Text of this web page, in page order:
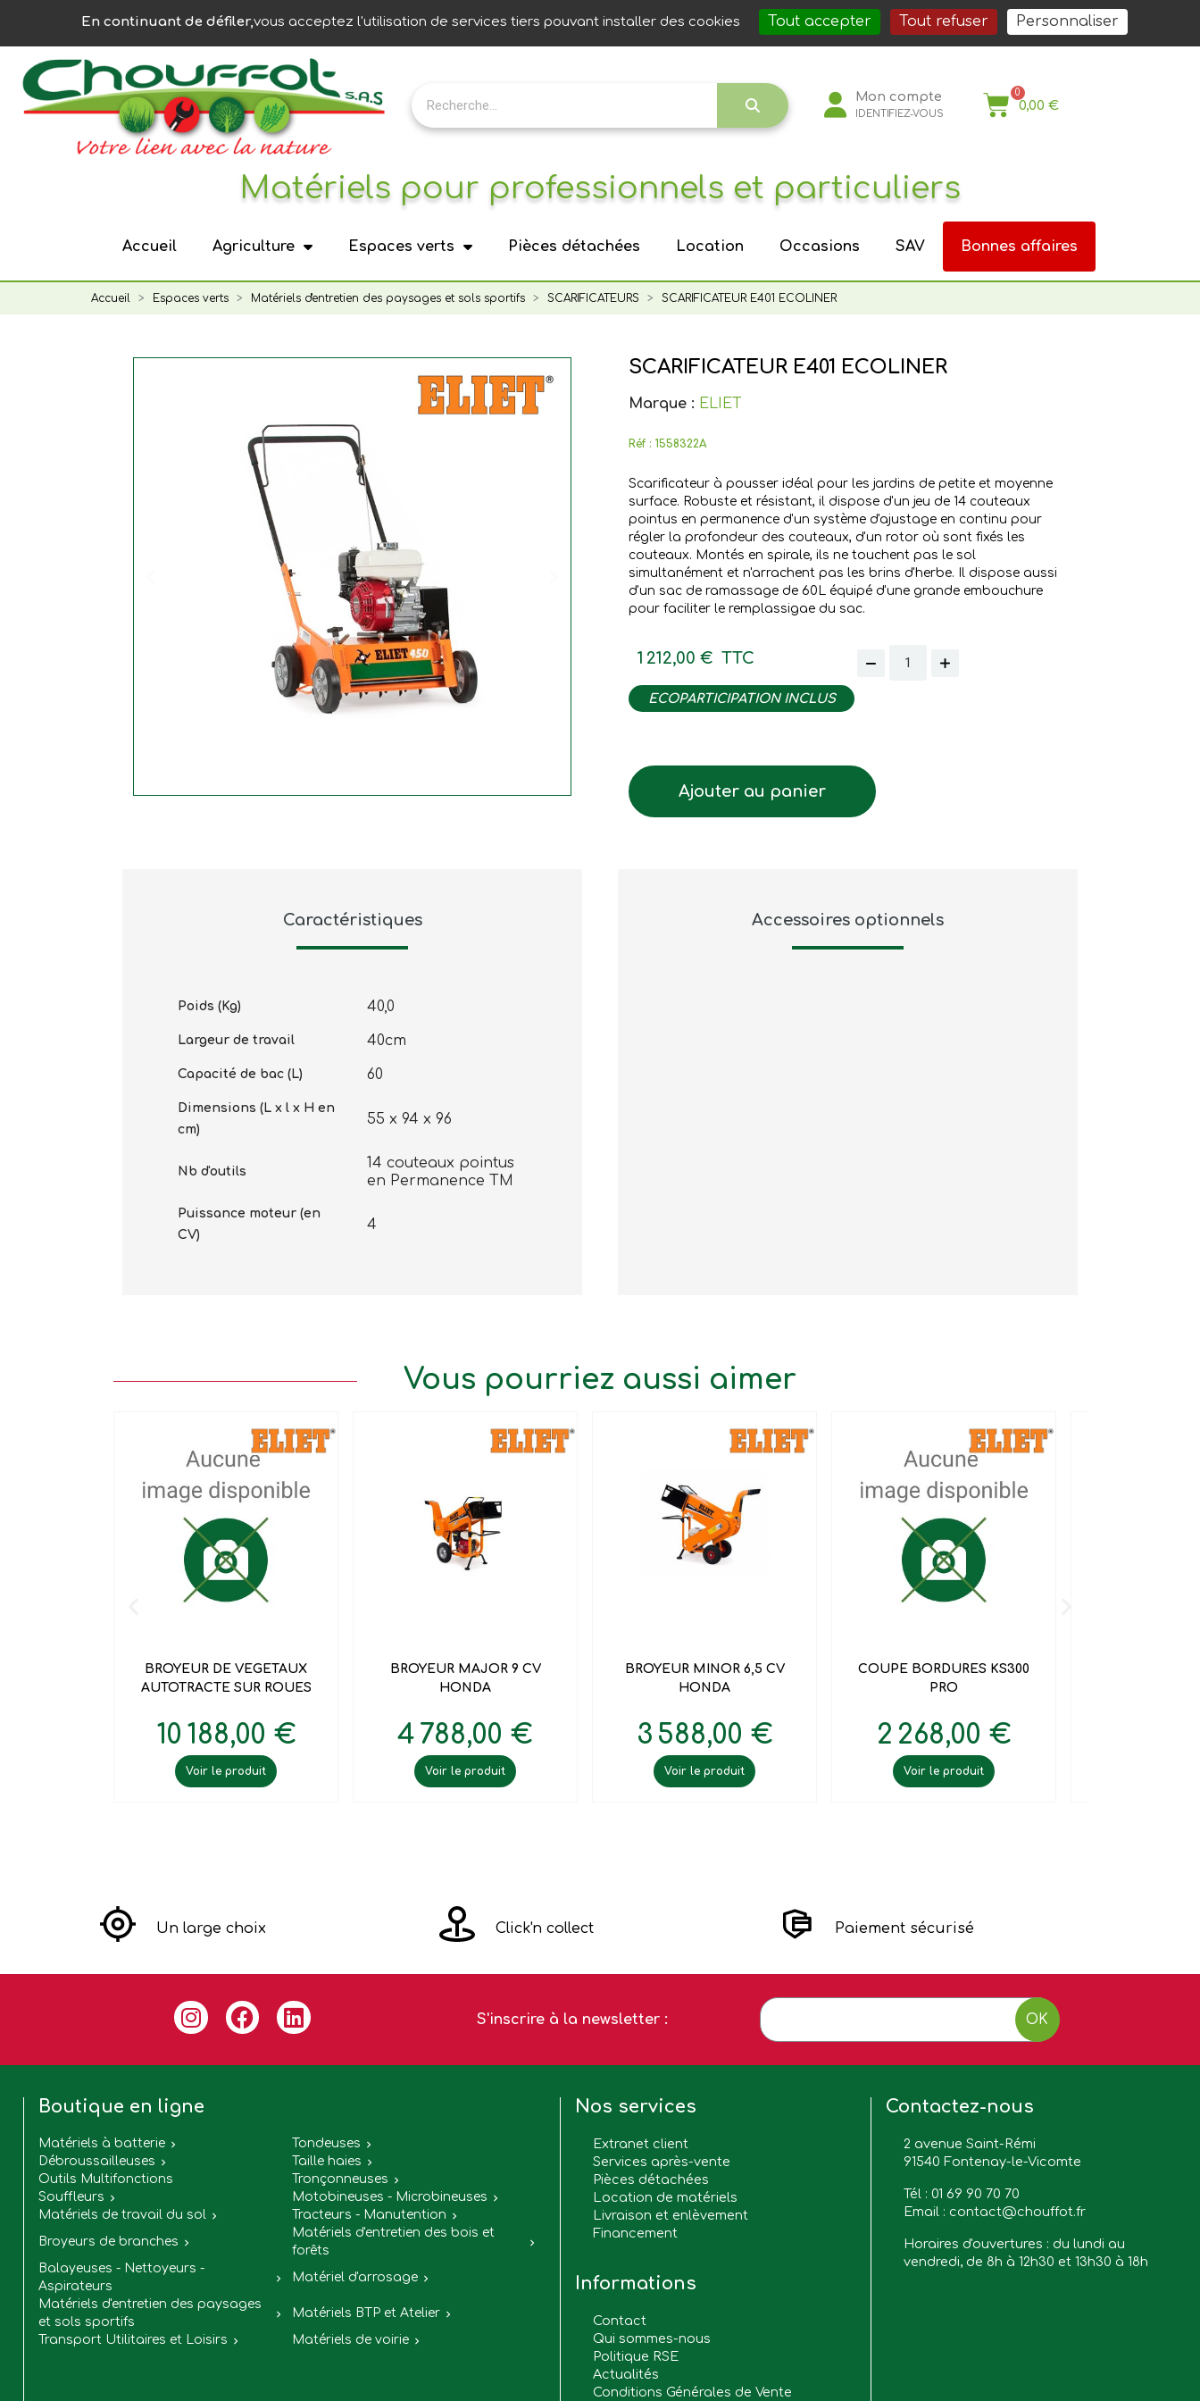
Notre société Nos services Nos actualités Nous rejoindreEspace Pro
Mon compte
IDENTIFIEZ-VOUS
0,00 €
Matériels pour professionnels et particuliers
Accueil Agriculture Espaces verts Pièces détachées Location Occasions SAV Bonnes affaires
Accueil Espaces verts Matériels d'entretien des paysages et sols sportifs SCARIFICATEURS SCARIFICATEUR E401 ECOLINER
SCARIFICATEUR E401 ECOLINER
Marque : ELIET
Réf : 1558322A
Scarificateur à pousser idéal pour les jardins de petite et moyenne
surface. Robuste et résistant, il dispose d'un jeu de 14 couteaux
pointus en permanence d'un système d'ajustage en continu pour
régler la profondeur des couteaux, d'un rotor où sont fixés les
couteaux. Montés en spirale, ils ne touchent pas le sol
simultanément et n'arrachent pas les brins d'herbe. Il dispose aussi
d'un sac de ramassage de 60L équipé d'une grande embouchure
pour faciliter le remplassigae du sac.
1 212,00 € TTC
ECOPARTICIPATION INCLUS
Ajouter au panier
Caractéristiques
Poids (Kg) 40,0
Largeur de travail 40cm
Capacité de bac (L) 60
Dimensions (L x l x H en
cm)
55 x 94 x 96
Nb d'outils
14 couteaux pointus
en Permanence TM
Puissance moteur (en
CV)
4
Accessoires optionnels
Vous pourriez aussi aimer
BROYEUR DE VEGETAUX
AUTOTRACTE SUR ROUES
10 188,00 €
Voir le produit
BROYEUR MAJOR 9 CV
HONDA
4 788,00 €
Voir le produit
BROYEUR MINOR 6,5 CV
HONDA
3 588,00 €
Voir le produit
COUPE BORDURES KS300
PRO
2 268,00 €
Voir le produit
Un large choix Click'n collect Paiement sécurisé
S'inscrire à la newsletter : OK
Boutique en ligne
Matériels à batterie  Tondeuses 
Débroussailleuses  Taille haies 
Outils Multifonctions Tronçonneuses 
Souffleurs  Motobineuses - Microbineuses 
Matériels de travail du sol  Tracteurs - Manutention 
Broyeurs de branches 
Matériels d'entretien des bois et
forêts

Balayeuses - Nettoyeurs -
Aspirateurs
 Matériel d'arrosage 
Matériels d'entretien des paysages
et sols sportifs
 Matériels BTP et Atelier 
Transport Utilitaires et Loisirs  Matériels de voirie 
Nos services
Extranet client
Services après-vente
Pièces détachées
Location de matériels
Livraison et enlèvement
Financement
Informations
Contact
Qui sommes-nous
Politique RSE
Actualités
Conditions Générales de Vente
Contactez-nous
2 avenue Saint-Rémi
91540 Fontenay-le-Vicomte
Tél : 01 69 90 70 70
Email : contact@chouffot.fr
Horaires d'ouvertures : du lundi au
vendredi, de 8h à 12h30 et 13h30 à 18h
En continuant de défiler,vous acceptez l'utilisation de services tiers pouvant installer des cookies Tout accepter Tout refuser Personnaliser